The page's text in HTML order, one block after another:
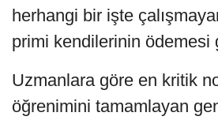
herhangi bir işte
primi kendilerinin ödemesi
Uzmanlara göre en kritik
öğrenimini tamamlayan